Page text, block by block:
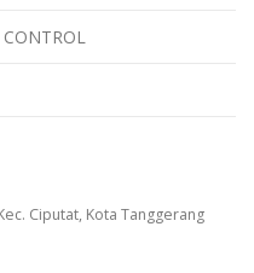
Ciputat, Kota Tanggerang